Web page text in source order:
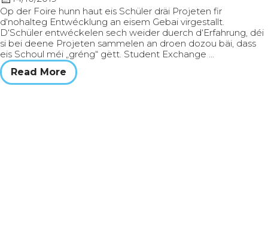
Op der Foire hunn haut eis Schüler dräi Projeten fir
d‘nohalteg Entwécklung an eisem Gebai virgestallt.
D‘Schüler entwéckelen sech weider duerch d‘Erfahrung, déi
si bei deene Projeten sammelen an droen dozou bäi, dass
eis Schoul méi „gréng“ gëtt. Student Exchange …
Read More